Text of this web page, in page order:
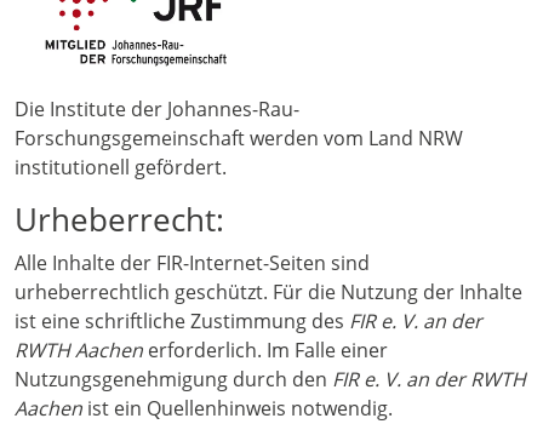
Die Institute der Johannes-Rau-
Forschungsgemeinschaft werden vom Land NRW
institutionell gefördert.
Urheberrecht:
Alle Inhalte der FIR-Internet-Seiten sind
urheberrechtlich geschützt. Für die Nutzung der Inhalte
ist eine schriftliche Zustimmung des FIR e. V. an der
RWTH Aachen erforderlich. Im Falle einer
Nutzungsgenehmigung durch den FIR e. V. an der RWTH
Aachen ist ein Quellenhinweis notwendig.